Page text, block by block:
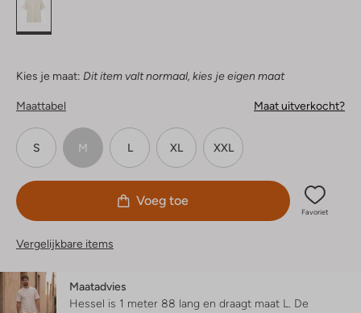
Kies je maat: Dit item valt normaal, kies je eigen maat
Maattabel Maat uitverkocht?
S M L XL XXL
Voeg toe
Favoriet
Vergelijkbare items
Maatadvies
Hessel is 1 meter 88 lang en draagt maat L. De